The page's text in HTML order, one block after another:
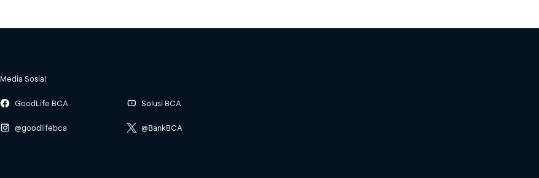
Media Sosial
GoodLife BCA
@goodlifebca
Solusi BCA
@BankBCA